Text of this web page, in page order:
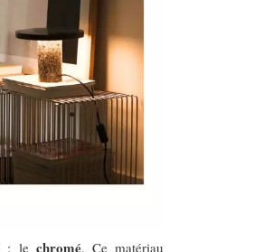
: le chromé. Ce matériau